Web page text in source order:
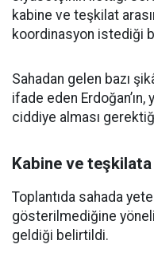
kabine ve teşkilat
koordinasyon istediği
Sahadan gelen bazı
ifade eden
ciddiye alması
Kabine ve
Toplantıda sahada
gösterilmediğine
geldiği belirtildi.